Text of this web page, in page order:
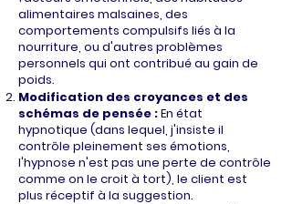
alimentaires malsaines, des
comportements compulsifs liés à la
nourriture, ou d'autres problèmes
personnels qui ont contribué au gain de
poids.
Modification des croyances et des
schémas de pensée :En état
hypnotique (dans lequel, j'insiste il
contrôle pleinement ses émotions,
l'hypnose n'est pas une perte de contrôle
comme on le croit à tort), le client est
plus réceptif à la suggestion.